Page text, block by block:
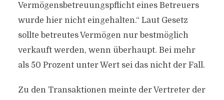
Vermögensbetreuungspflicht eines Betreuers
wurde hier nicht eingehalten.“ Laut Gesetz
sollte betreutes Vermögen nur bestmöglich
verkauft werden, wenn überhaupt. Bei mehr
als 50 Prozent unter Wert sei das nicht der Fall.
Zu den Transaktionen meinte der Vertreter der